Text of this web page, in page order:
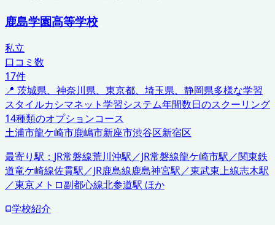
鹿島学園高等学校
私立
口コミ数
17件
📍 茨城県、神奈川県、東京都、埼玉県、静岡県多様な学習
スタイルカシマネット学習システム年間数日のスクーリング
14種類のオプションコース
土浦市龍ケ崎市鹿嶋市新座市渋谷区新宿区
最寄り駅： JR常磐線荒川沖駅／JR常磐線龍ケ崎市駅／関東鉄
道竜ケ崎線佐貫駅／JR鹿島線鹿島神宮駅／東武東上線志木駅
／東京メトロ副都心線北参道駅 ほか
学校紹介